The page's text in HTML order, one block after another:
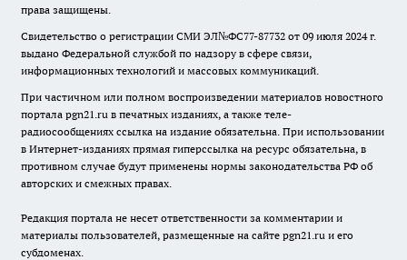
права защищены.
Свидетельство о регистрации СМИ ЭЛ№ФС77-87732 от 09 июля 2024 г.
выдано Федеральной службой по надзору в сфере связи,
информационных технологий и массовых коммуникаций.
При частичном или полном воспроизведении материалов новостного
портала pgn21.ru в печатных изданиях, а также теле-
радиосообщениях ссылка на издание обязательна. При использовании
в Интернет-изданиях прямая гиперссылка на ресурс обязательна, в
противном случае будут применены нормы законодательства РФ об
авторских и смежных правах.
Редакция портала не несет ответственности за комментарии и
материалы пользователей, размещенные на сайте pgn21.ru и его
субдоменах.